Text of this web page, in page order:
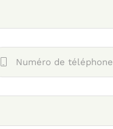
Numéro de téléphone